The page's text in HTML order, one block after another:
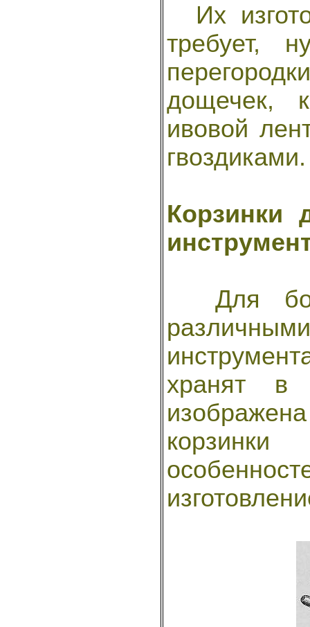
Их
требует,
дощечек,
ивовой
гвоздиками.
Корзинки
Для
хранят в